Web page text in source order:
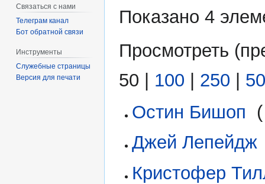
Показано 4
Просмотреть (
50 | 100 | 250 |
Остин Бишоп
(
Джей Лепейдж
Кристофер
Связаться с нами
Телеграм канал
Бот обратной связи
Инструменты
Служебные страницы
Версия для печати